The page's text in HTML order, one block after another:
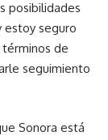
posibilidades
estoy seguro
de
seguimiento
Sonora está